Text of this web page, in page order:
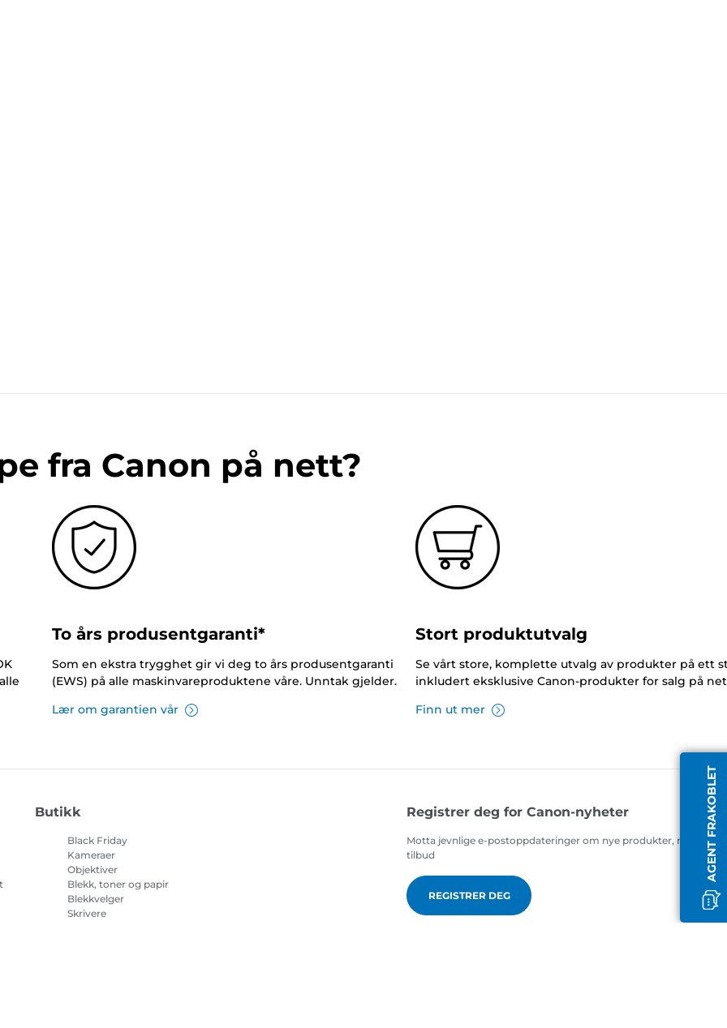
AGENT FRAKOBLET
fra Canon på nett?
To års produsentgaranti*
Som en ekstra trygghet gir vi deg to års produsentgaranti
(EWS) på alle maskinvareproduktene våre. Unntak gjelder.
Lær om garantien vår
Stort produktutvalg
Se vårt store, komplette utvalg av produkter på ett
inkludert eksklusive Canon-produkter for salg på
Finn ut mer
Butikk
Black Friday
Kameraer
Objektiver
Blekk, toner og papir
Blekkvelger
Skrivere
Registrer deg for Canon-nyheter
Motta jevnlige e-postoppdateringer om nye produkter, nyttige
tilbud
REGISTRER DEG